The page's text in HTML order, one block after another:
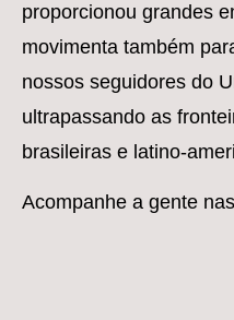
proporcionou grandes
movimenta também
nossos seguidores do
ultrapassando as
brasileiras e latino-
Acompanhe a gente